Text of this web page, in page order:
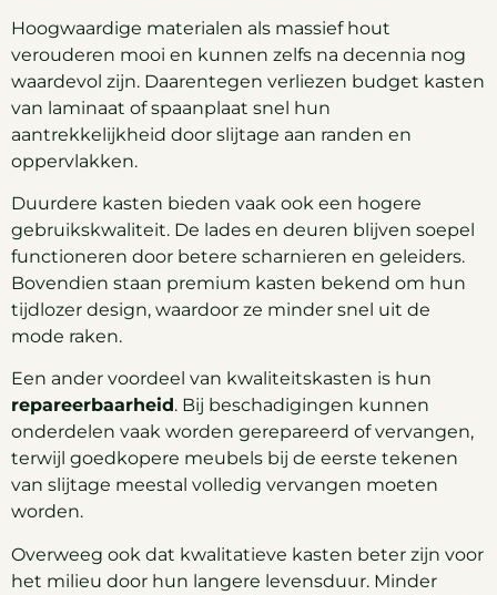
Hoogwaardige materialen als massief hout
verouderen mooi en kunnen zelfs na decennia nog
waardevol zijn. Daarentegen verliezen budget kasten
van laminaat of spaanplaat snel hun
aantrekkelijkheid door slijtage aan randen en
oppervlakken.
Duurdere kasten bieden vaak ook een hogere
gebruikskwaliteit. De lades en deuren blijven soepel
functioneren door betere scharnieren en geleiders.
Bovendien staan premium kasten bekend om hun
tijdlozer design, waardoor ze minder snel uit de
mode raken.
Een ander voordeel van kwaliteitskasten is hun
repareerbaarheid. Bij beschadigingen kunnen
onderdelen vaak worden gerepareerd of vervangen,
terwijl goedkopere meubels bij de eerste tekenen
van slijtage meestal volledig vervangen moeten
worden.
Overweeg ook dat kwalitatieve kasten beter zijn voor
het milieu door hun langere levensduur. Minder